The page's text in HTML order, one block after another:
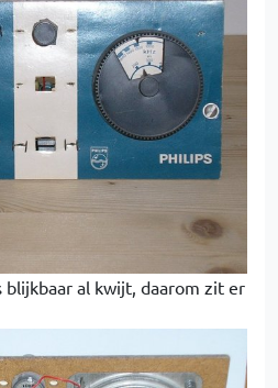
al kwijt, daarom zit er